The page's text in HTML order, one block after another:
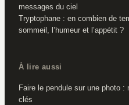
messages du ciel
Tryptophane : en combien de
sommeil, l’humeur et l’appétit ?
À lire aussi
Faire le pendule sur une photo
clés